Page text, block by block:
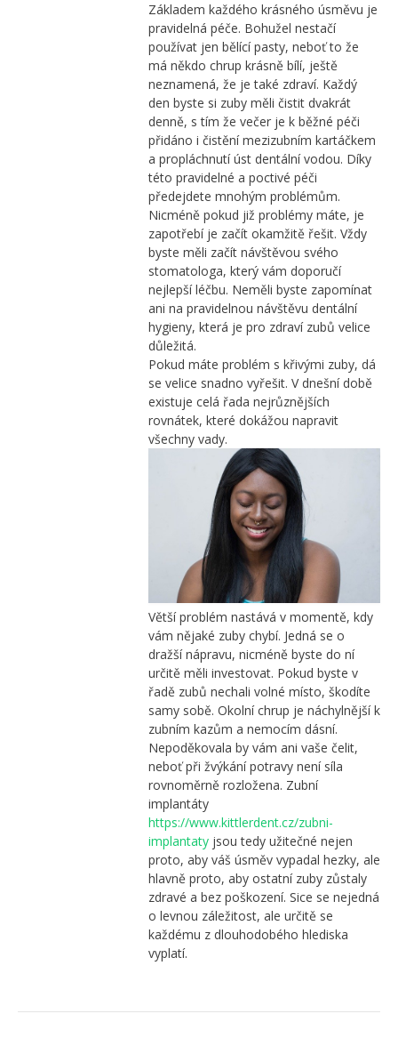
Základem každého krásného úsměvu je
pravidelná péče. Bohužel nestačí
používat jen bělící pasty, neboť to že
má někdo chrup krásně bílí, ještě
neznamená, že je také zdraví. Každý
den byste si zuby měli čistit dvakrát
denně, s tím že večer je k běžné péči
přidáno i čistění mezizubním kartáčkem
a propláchnutí úst dentální vodou. Díky
této pravidelné a poctivé péči
předejdete mnohým problémům.
Nicméně pokud již problémy máte, je
zapotřebí je začít okamžitě řešit. Vždy
byste měli začít návštěvou svého
stomatologa, který vám doporučí
nejlepší léčbu. Neměli byste zapomínat
ani na pravidelnou návštěvu dentální
hygieny, která je pro zdraví zubů velice
důležitá.
Pokud máte problém s křivými zuby, dá
se velice snadno vyřešit. V dnešní době
existuje celá řada nejrůznějších
rovnátek, které dokážou napravit
všechny vady.
Větší problém nastává v momentě, kdy
vám nějaké zuby chybí. Jedná se o
dražší nápravu, nicméně byste do ní
určitě měli investovat. Pokud byste v
řadě zubů nechali volné místo, škodíte
samy sobě. Okolní chrup je náchylnější k
zubním kazům a nemocím dásní.
Nepoděkovala by vám ani vaše čelit,
neboť při žvýkání potravy není síla
rovnoměrně rozložena. Zubní
implantáty
https://www.kittlerdent.cz/zubni-
implantatyjsou tedy užitečné nejen
proto, aby váš úsměv vypadal hezky, ale
hlavně proto, aby ostatní zuby zůstaly
zdravé a bez poškození. Sice se nejedná
o levnou záležitost, ale určitě se
každému z dlouhodobého hlediska
vyplatí.